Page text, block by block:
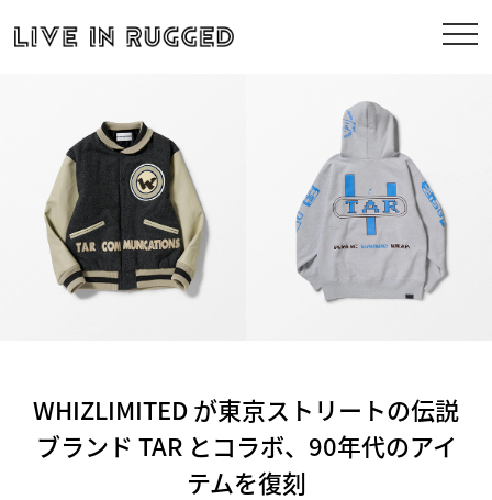
WHIZLIMITED が東京ストリートの伝説
ブランド TAR とコラボ、90年代のアイ
テムを復刻